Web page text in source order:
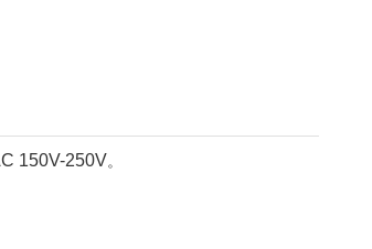
150V-250V。